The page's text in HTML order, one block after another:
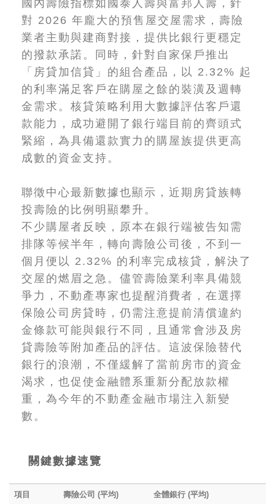
國內壽險指標如國泰人壽與富邦人壽，針
對 2026 年龐大的預售屋交屋需求，壽險
業者主動與建商對接，提供比銀行更穩定
的撥款承諾。同時，針對自家保戶推出
「房貸加信貸」的組合產品，以 2.32% 起
的利率滿足客戶在購屋之餘的裝潢及週轉
金需求。核貸策略利用大數據評估客戶還
款能力，成功避開了銀行端目前的齊頭式
緊縮，為具備還款實力的購屋族提供更高
成數的資金支持。
聯徵中心最新數據也顯示，近期房貸族轉
投壽險的比例明顯攀升。
不少購屋者反映，原本在銀行端被告知需
排隊等候半年，轉向壽險公司後，不到一
個月便以 2.32% 的利率完成核貸，解決了
交屋的燃眉之急。儘管壽險業利率具備競
爭力，不動產專家也提醒消費者，在選擇
保險公司房貸時，仍需注意提前清償違約
金條款可能與銀行不同，且通常會涉及房
貸壽險等附加產品的評估。這波保險替代
銀行的浪潮，不僅緩解了當前房市的資金
渴求，也促使金融體系重新分配放款權
重，為今年的不動產金融市場注入新變
數。
關鍵數據速覽
項目 壽險公司 (平均) 全體銀行 (平均)